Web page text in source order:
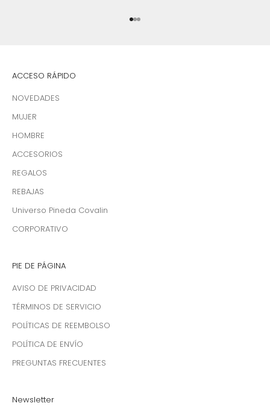
Ir al artículo 1
Ir al artículo 2
Ir al artículo 3
ACCESO RÁPIDO
NOVEDADES
MUJER
HOMBRE
ACCESORIOS
REGALOS
REBAJAS
Universo Pineda Covalin
CORPORATIVO
PIE DE PÁGINA
AVISO DE PRIVACIDAD
TÉRMINOS DE SERVICIO
POLÍTICAS DE REEMBOLSO
POLÍTICA DE ENVÍO
PREGUNTAS FRECUENTES
Newsletter